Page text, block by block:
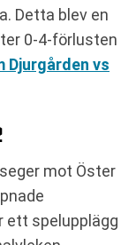
Detta blev en
0-4-förlusten
Djurgården vs
mot Öster
ett spelupplägg